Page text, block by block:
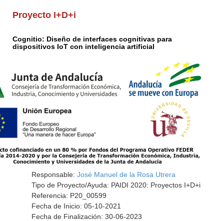
Proyecto I+D+i
Cognitio: Diseño de interfaces cognitivas para
dispositivos IoT con inteligencia artificial
Responsable: José Manuel de la Rosa Utrera
Tipo de Proyecto/Ayuda: PAIDI 2020: Proyectos I+D+i
Referencia: P20_00599
Fecha de Inicio: 05-10-2021
Fecha de Finalización: 30-06-2023